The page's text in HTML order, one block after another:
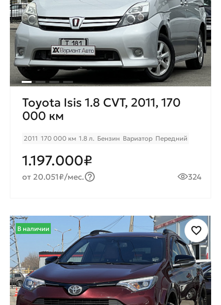
Toyota Isis 1.8 CVT, 2011, 170
000 км
2011 170 000 км 1.8 л. Бензин Вариатор Передний
1.197.000₽
от 20.051₽/мес. 324
В наличии